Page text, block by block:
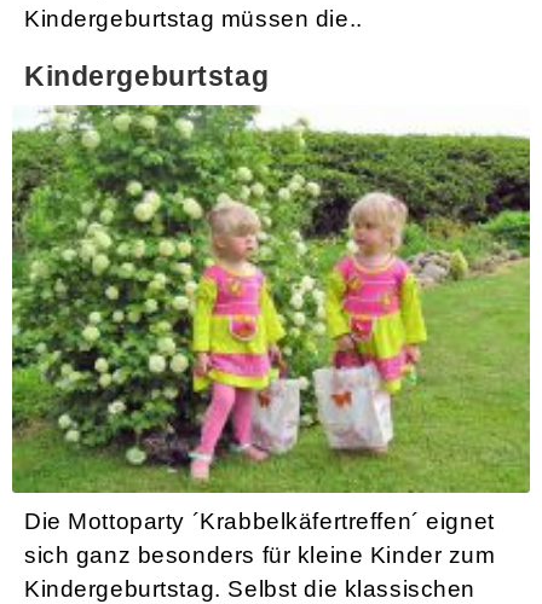
Kindergeburtstag müssen die..
Kindergeburtstag
Kindergeburtstag nach dem Motto:
´Krabbelkäfertreffen´
Die Mottoparty ´Krabbelkäfertreffen´ eignet
sich ganz besonders für kleine Kinder zum
Kindergeburtstag. Selbst die klassischen